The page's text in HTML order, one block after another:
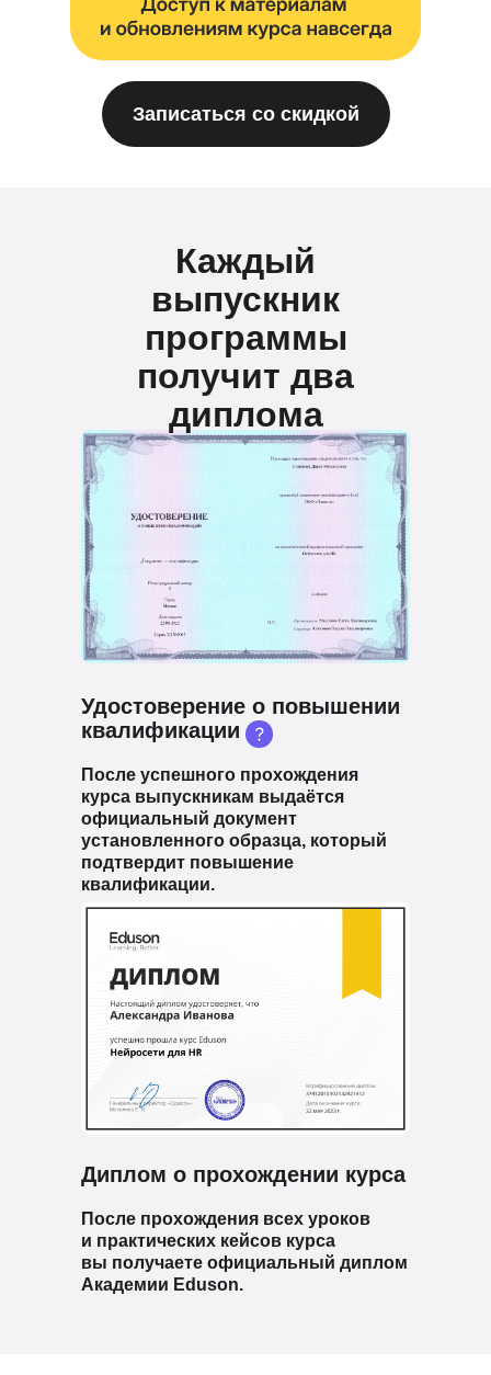
Записаться со скидкой
После успешного прохождения
курса выпускникам выдаётся
официальный документ
установленного образца, который
подтвердит повышение
квалификации.
Удостоверение о повышении
квалификации
Диплом о прохождении курса
После прохождения всех уроков
и практических кейсов курса
вы получаете официальный диплом
Академии Eduson.
Каждый
выпускник
программы
получит два
диплома